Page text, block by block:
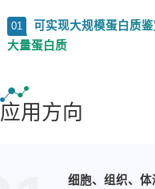
01
可实现大规模蛋白质
大量蛋白质
应用方向
细胞、组织、